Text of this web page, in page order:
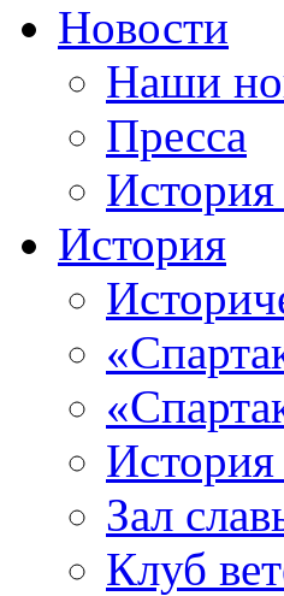
Новости
Наши
Пресса
История
Зал
Клуб